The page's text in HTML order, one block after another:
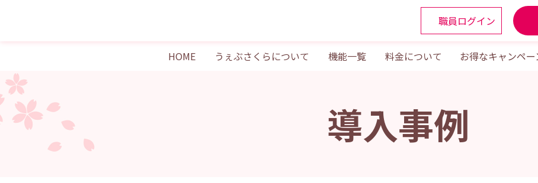
職員ログイン
HOME うぇぶさくらについて 機能一覧 料金について お得なキャンペー
導入事例